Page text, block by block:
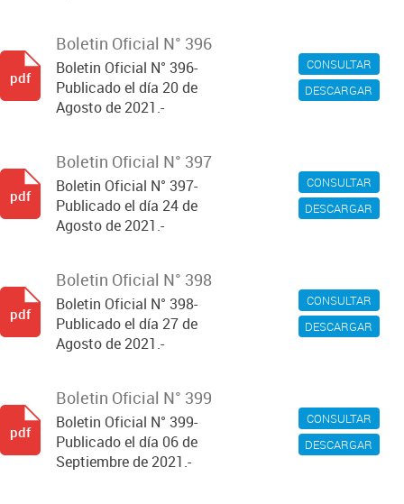
CONSULTAR
DESCARGAR
Boletin Oficial N° 396
Boletin Oficial N° 396-
Publicado el día 20 de
Agosto de 2021.-
pdf
CONSULTAR
DESCARGAR
Boletin Oficial N° 397
Boletin Oficial N° 397-
Publicado el día 24 de
Agosto de 2021.-
pdf
CONSULTAR
DESCARGAR
Boletin Oficial N° 398
Boletin Oficial N° 398-
Publicado el día 27 de
Agosto de 2021.-
pdf
CONSULTAR
DESCARGAR
Boletin Oficial N° 399
Boletin Oficial N° 399-
Publicado el día 06 de
Septiembre de 2021.-
pdf